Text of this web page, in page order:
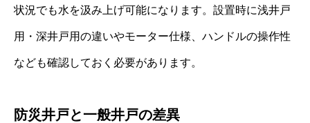
状況でも水を汲み上げ可能になります。設置時に浅井戸
用・深井戸用の違いやモーター仕様、ハンドルの操作性
なども確認しておく必要があります。
防災井戸と一般井戸の差異